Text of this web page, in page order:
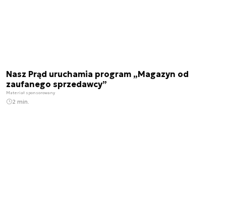
Nasz Prąd uruchamia program „Magazyn od
zaufanego sprzedawcy”
Materiał sponsorowany
2 min.